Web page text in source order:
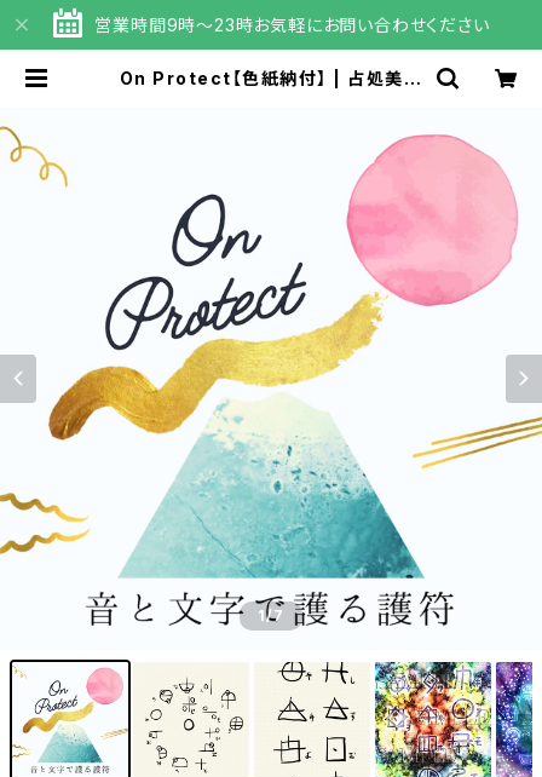
営業時間9時～23時お気軽にお問い合わせください
On Protect【色紙納付】 | 占処美恋
1/7